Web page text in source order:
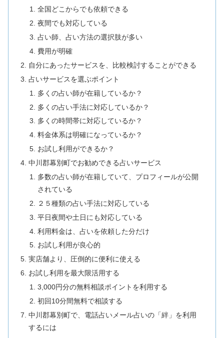
全国どこからでも依頼できる
夜間でも対応している
占い師、占い方法の選択肢が多い
費用が明確
自分にあったサービスを、比較検討することができる
占いサービスを選ぶポイント
多くの占い師が在籍しているか？
多くの占い手法に対応しているか？
多くの時間帯に対応しているか？
料金体系は明確になっているか？
お試し利用ができるか？
中川郡幕別町でお勧めできる占いサービス
多数の占い師が在籍していて、プロフィールが公開
されている
２５種類の占い手法に対応している
平日夜間や土日にも対応している
利用料金は、占いを依頼した分だけ
お試し利用が良心的
実店舗より、圧倒的に便利に使える
お試し利用を最大限活用する
3,000円分の無料相談ポイントを利用する
初回10分間無料で相談する
中川郡幕別町で、電話占いメール占いの「絆」を利用
するには